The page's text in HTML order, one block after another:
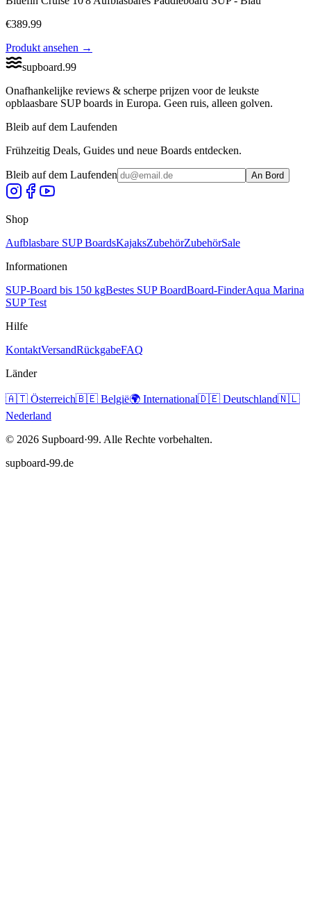
€389.99
Produkt ansehen →
supboard.99
Onafhankelijke reviews & scherpe prijzen voor de leukste
opblaasbare SUP boards in Europa. Geen ruis, alleen golven.
Bleib auf dem Laufenden
Frühzeitig Deals, Guides und neue Boards entdecken.
Bleib auf dem Laufenden An Bord
Shop
Aufblasbare SUP BoardsKajaksZubehörZubehörSale
Informationen
SUP-Board bis 150 kgBestes SUP BoardBoard-FinderAqua Marina
SUP Test
Hilfe
KontaktVersandRückgabeFAQ
Länder
🇦🇹 Österreich🇧🇪 België🌍 International🇩🇪 Deutschland🇳🇱
Nederland
© 2026 Supboard·99. Alle Rechte vorbehalten.
supboard-99.de